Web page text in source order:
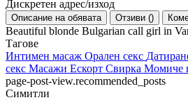
Дискретен адрес/изход
Описание на обявата Отзиви ()
Beautiful blonde Bulgarian call girl in
Тагове
Интимен масаж Орален секс
секс Масажи Ескорт Свирка Момиче
page-post-view.recommended_posts
Симитли